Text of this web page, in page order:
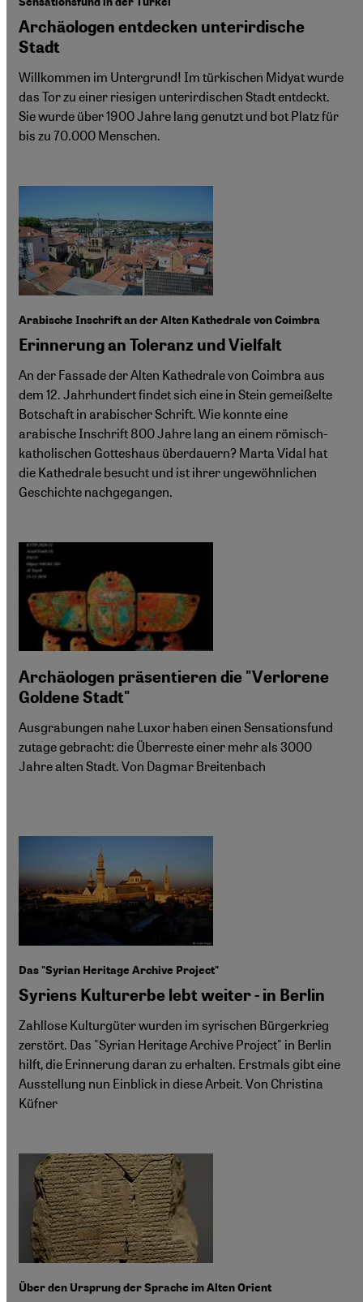
Archäologen entdecken unterirdische
Stadt
Willkommen im Untergrund! Im türkischen Midyat wurde
das Tor zu einer riesigen unterirdischen Stadt entdeckt.
Sie wurde über 1900 Jahre lang genutzt und bot Platz für
bis zu 70.000 Menschen.
Arabische Inschrift an der Alten Kathedrale von Coimbra
Erinnerung an Toleranz und Vielfalt
An der Fassade der Alten Kathedrale von Coimbra aus
dem 12. Jahrhundert findet sich eine in Stein gemeißelte
Botschaft in arabischer Schrift. Wie konnte eine
arabische Inschrift 800 Jahre lang an einem römisch-
katholischen Gotteshaus überdauern? Marta Vidal hat
die Kathedrale besucht und ist ihrer ungewöhnlichen
Geschichte nachgegangen.
Archäologen präsentieren die "Verlorene
Goldene Stadt"
Ausgrabungen nahe Luxor haben einen Sensationsfund
zutage gebracht: die Überreste einer mehr als 3000
Jahre alten Stadt. Von Dagmar Breitenbach
Das "Syrian Heritage Archive Project"
Syriens Kulturerbe lebt weiter - in Berlin
Zahllose Kulturgüter wurden im syrischen Bürgerkrieg
zerstört. Das "Syrian Heritage Archive Project" in Berlin
hilft, die Erinnerung daran zu erhalten. Erstmals gibt eine
Ausstellung nun Einblick in diese Arbeit. Von Christina
Küfner
Über den Ursprung der Sprache im Alten Orient